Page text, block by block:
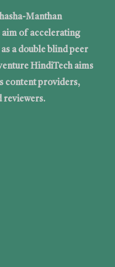
Manthan
aim of accelerating
a double blind peer
HindiTech aims
content providers,
reviewers.